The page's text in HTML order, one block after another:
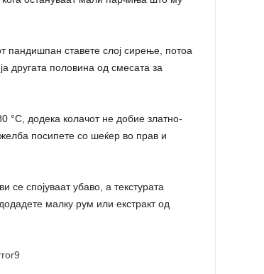
пандишпан ставете слој сирење, потоа
другата половина од смесата за
°C, додека колачот не добие златно-
посипете со шеќер во прав и
се спојуваат убаво, а текстурата
малку рум или екстракт од